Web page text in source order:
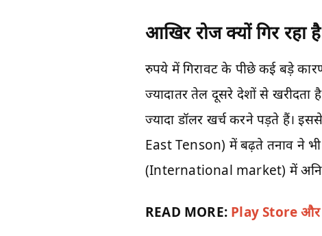
आखिर रोज क्यों गिर रहा
रुपये में गिरावट के पीछे कई बड़े
ज्यादातर तेल दूसरे देशों से खरीदता
ज्यादा डॉलर खर्च करने पड़ते हैं।
East Tenson) में बढ़ते तनाव ने
(International market) में
READ MORE: Play Store और